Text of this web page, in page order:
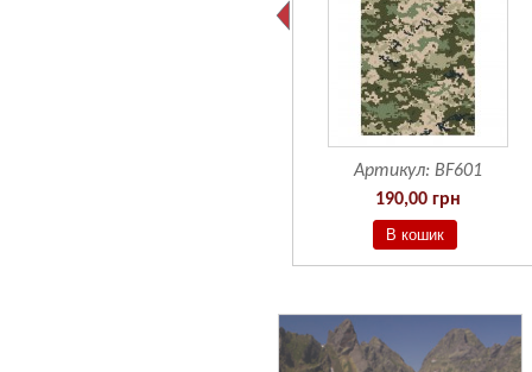
Артикул: BF601
190,00 грн